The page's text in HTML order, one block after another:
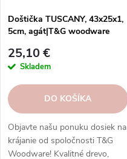
Doštička TUSCANY, 43x25x1,
5cm, agát|T&G woodware
25,10 €
Skladem
DO KOŠÍKA
Objavte našu ponuku dosiek na
krájanie od spoločnosti T&G
Woodware! Kvalitné drevo,